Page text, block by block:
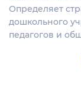
Определяет
дошкольного
педагогов и